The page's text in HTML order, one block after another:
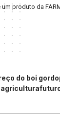
produto da
do boi gordo
agricultura